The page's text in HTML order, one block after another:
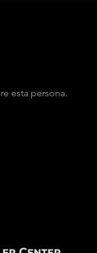
esta persona.